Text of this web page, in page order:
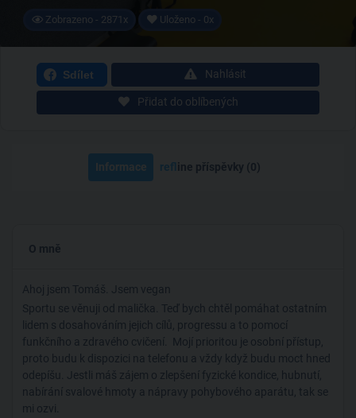
Zobrazeno - 2871x Uloženo - 0x
Nahlásit
Přidat do oblíbených
Sdílet
Informace ref line příspěvky (0)
O mně
Ahoj jsem Tomáš. Jsem vegan
Sportu se věnuji od malička. Teď bych chtěl pomáhat ostatním
lidem s dosahováním jejich cílů, progressu a to pomocí
funkčního a zdravého cvičení. Mojí prioritou je osobní přístup,
proto budu k dispozici na telefonu a vždy když budu moct hned
odepíšu. Jestli máš zájem o zlepšení fyzické kondice, hubnutí,
nabírání svalové hmoty a nápravy pohybového aparátu, tak se
mi ozvi.